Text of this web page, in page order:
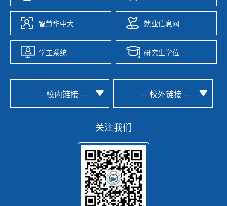
智慧华中大 就业信息网
学工系统 研究生学位
-- 校内链接 -- -- 校外链接 --
关注我们